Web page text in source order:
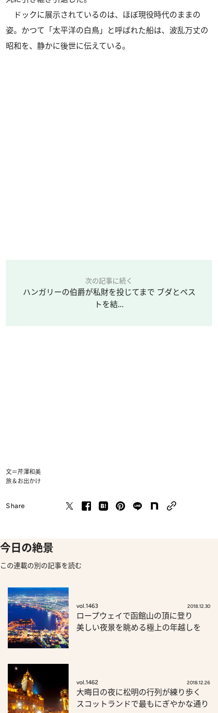
ドックに展示されているのは、ほぼ現役時代のままの
姿。かつて「太平洋の白鳥」と呼ばれた船は、波乱万丈の
昭和を、静かに後世に伝えている。
次の記事に続く
ハンガリーの伯爵が私財を投じてまで ブダとペス
トを結...
文＝芹澤和美
旅＆お出かけ
Share
今日の絶景
この連載の別の記事を読む
vol.1463 2018.12.30
ロープウェイで函館山の頂に登り
美しい夜景を眺める極上の年越しを
vol.1462 2018.12.26
大晦日の夜に松明の行列が練り歩く
スコットランドで最もにぎやかな通り